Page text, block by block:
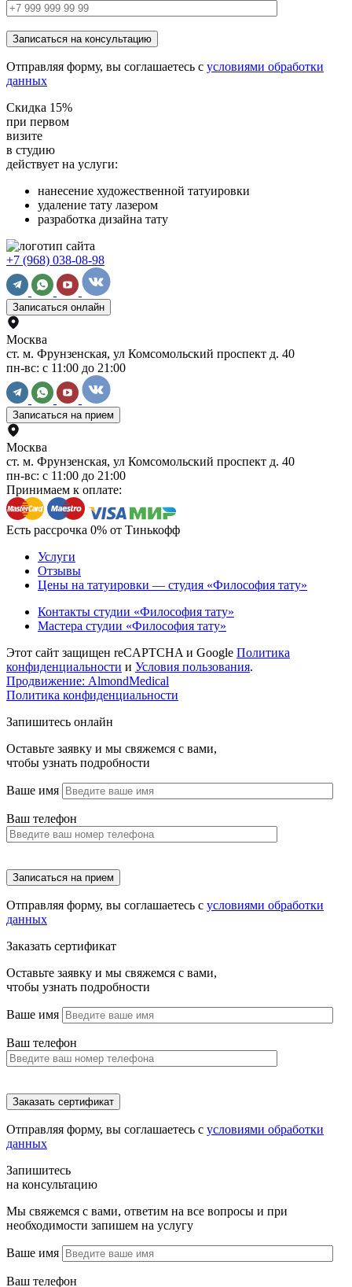
Отправляя форму, вы соглашаетесь с условиями обработки
данных
Скидка 15%
при первом
визите
в студию
действует на услуги:
нанесение художественной татуировки
удаление тату лазером
разработка дизайна тату
+7 (968) 038-08-98
Записаться онлайн
Москва
ст. м. Фрунзенская, ул Комсомольский проспект д. 40
пн-вс: с 11:00 до 21:00
Записаться на прием
Москва
ст. м. Фрунзенская, ул Комсомольский проспект д. 40
пн-вс: с 11:00 до 21:00
Принимаем к оплате:
Есть рассрочка 0% от Тинькофф
Услуги
Отзывы
Цены на татуировки — студия «Философия тату»
Контакты студии «Философия тату»
Мастера студии «Философия тату»
Этот сайт защищен reCAPTCHA и Google Политика
конфиденциальности и Условия пользования.
Продвижение: AlmondMedical
Политика конфиденциальности
Запишитесь онлайн
Оставьте заявку и мы свяжемся с вами,
чтобы узнать подробности
Ваше имя
Ваш телефон
Отправляя форму, вы соглашаетесь с условиями обработки
данных
Заказать сертификат
Оставьте заявку и мы свяжемся с вами,
чтобы узнать подробности
Ваше имя
Ваш телефон
Отправляя форму, вы соглашаетесь с условиями обработки
данных
Запишитесь
на консультацию
Мы свяжемся с вами, ответим на все вопросы и при
необходимости запишем на услугу
Ваше имя
Ваш телефон